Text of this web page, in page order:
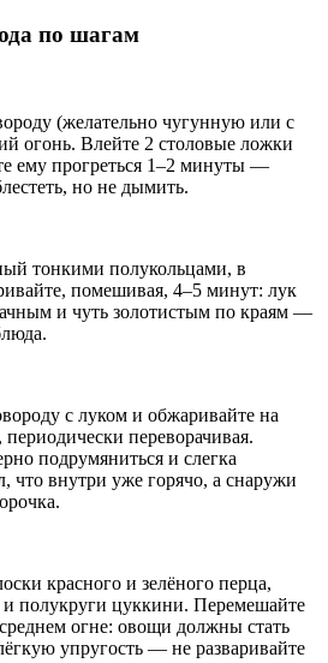
по шагам
(желательно чугунную или с
огонь. Влейте 2 столовые ложки
ему прогреться 1–2 минуты —
но не дымить.
тонкими полукольцами, в
помешивая, 4–5 минут: лук
и чуть золотистым по краям —
с луком и обжаривайте на
переворачивая.
подрумяниться и слегка
что внутри уже горячо, а снаружи
красного и зелёного перца,
полукруги цуккини. Перемешайте
огне: овощи должны стать
упругость — не разваривайте